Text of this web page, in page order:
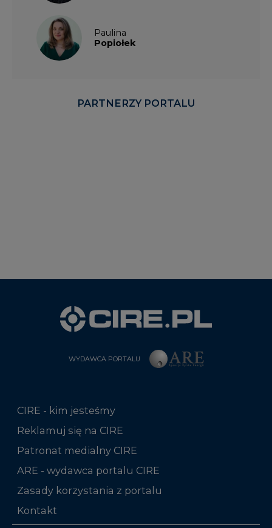
PARTNERZY PORTALU
WYDAWCA PORTALU
CIRE - kim jesteśmy
Rok 2025 na CIRE
Rok 2024 na CIRE